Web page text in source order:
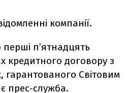
компанії.
п’ятнадцять
кредитного договору з
гарантованого Світовим
прес-служба.